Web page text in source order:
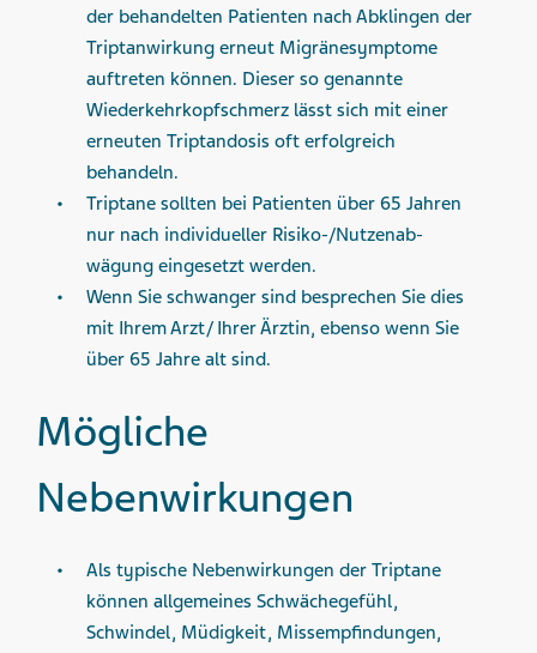
der behandelten Patienten nach Abklingen der
Triptanwirkung erneut Migränesymptome
auftreten können. Dieser so genannte
Wiederkehrkopf­schmerz lässt sich mit einer
erneuten Triptandosis oft erfolgreich
behandeln.
Triptane sollten bei Patienten über 65 Jahren
nur nach individueller Risiko-/Nutzenab­
wägung eingesetzt werden.
Wenn Sie schwanger sind besprechen Sie dies
mit Ihrem Arzt/ Ihrer Ärztin, ebenso wenn Sie
über 65 Jahre alt sind.
Mögliche
Nebenwirkungen
Als typische Nebenwirkungen der Triptane
können allgemeines Schwächegefühl,
Schwindel, Müdigkeit, Missempfindun­gen,